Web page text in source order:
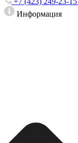
Информация